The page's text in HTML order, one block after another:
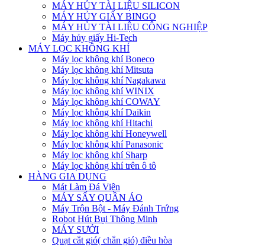
MÁY HỦY TÀI LIỆU SILICON
MÁY HỦY GIẤY BINGO
MÁY HỦY TÀI LIỆU CÔNG NGHIỆP
Máy hủy giấy Hi-Tech
MÁY LỌC KHÔNG KHÍ
Máy lọc không khí Boneco
Máy lọc không khí Mitsuta
Máy lọc không khí Nagakawa
Máy lọc không khí WINIX
Máy lọc không khí COWAY
Máy lọc không khí Daikin
Máy lọc không khí Hitachi
Máy lọc không khí Honeywell
Máy lọc không khí Panasonic
Máy lọc không khí Sharp
Máy lọc không khí trên ô tô
HÀNG GIA DỤNG
Mát Làm Đá Viên
MÁY SẤY QUẦN ÁO
Máy Trộn Bột - Máy Đánh Trứng
Robot Hút Bụi Thông Minh
MÁY SƯỞI
Quạt cắt gió( chắn gió) điều hòa